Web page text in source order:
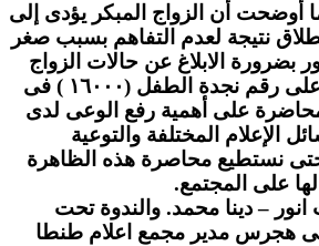
الزواج المبكر يؤدى إلى
نتيجة لعدم التفاهم بسبب صغر
الابلاغ عن حالات الزواج
المبكر قبل 18 سنه على رقم نجدة الطفل (١٦٠٠٠ ) فى
على أهمية رفع الوعى لدى
الإعلام المختلفة والتوعية
حتى نستطيع محاصرة هذه الظاهرة
لها على المجتمع.
انور – دينا محمد. والندوة تحت
هجرس مدير مجمع اعلام طنطا